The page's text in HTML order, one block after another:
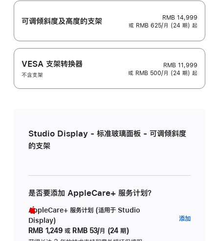
可调倾斜度及高‍度的支‍架
RMB 14,999
或 RMB 625/月 (24 期) 起
VESA 支架转换器
不含支架
RMB 11,999
或 RMB 500/月 (24 期) 起
Studio Display - 标准玻璃面板 - 可调倾斜度
的支架
是否要添加 AppleCare+ 服务计划？
AppleCare+ 服务计划 (适用于 Studio
Display)
RMB 1,249 或 RMB 53/月 (24 期)
添加